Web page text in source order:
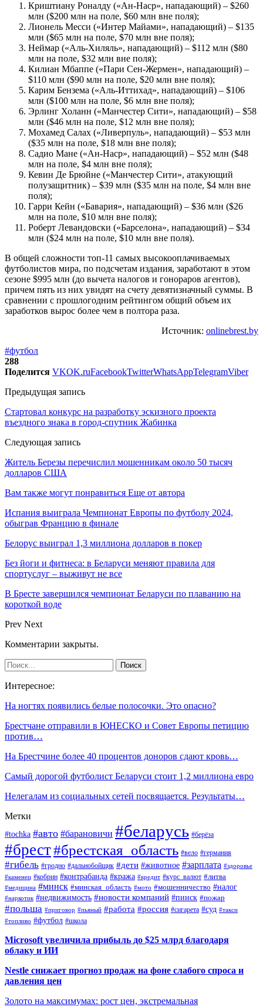
Криштиану Роналду («Ан-Наср», нападающий) – $260
млн ($200 млн на поле, $60 млн вне поля);
Лионель Месси («Интер Майами», нападающий) – $135
млн ($65 млн на поле, $70 млн вне поля);
Неймар («Аль-Хиляль», нападающий) – $112 млн ($80
млн на поле, $32 млн вне поля);
Килиан Мбаппе («Пари Сен-Жермен», нападающий) –
$110 млн ($90 млн на поле, $20 млн вне поля);
Карим Бензема («Аль-Иттихад», нападающий) – $106
млн ($100 млн на поле, $6 млн вне поля);
Эрлинг Холанн («Манчестер Сити», нападающий) – $58
млн ($46 млн на поле, $12 млн вне поля);
Мохамед Салах («Ливерпуль», нападающий) – $53 млн
($35 млн на поле, $18 млн вне поля);
Садио Мане («Ан-Наср», нападающий) – $52 млн ($48
млн на поле, $4 млн вне поля);
Кевин Де Брюйне («Манчестер Сити», атакующий
полузащитник) – $39 млн ($35 млн на поле, $4 млн вне
поля);
Гарри Кейн («Бавария», нападающий) – $36 млн ($26
млн на поле, $10 млн вне поля);
Роберт Левандовски («Барселона», нападающий) – $34
млн ($24 млн на поле, $10 млн вне поля).
В общей сложности топ-11 самых высокооплачиваемых
футболистов мира, по подсчетам издания, заработают в этом
сезоне $995 млн (до вычета налогов и гонораров агентов),
причем пять из них увидят на счету девятизначный суммы. В
сравнении с прошлогодним рейтингом общий объем их
заработков вырос более чем в полтора раза.
Источник: onlinebrest.by
#футбол
288
Поделится VKOK.ruFacebookTwitterWhatsAppTelegramViber
Предыдущая запись
Стартовал конкурс на разработку эскизного проекта
въездного знака в город-спутник Жабинка
Следующая запись
Житель Березы перечислил мошенникам около 50 тысяч
долларов США
Вам также могут понравиться Еще от автора
Испания выиграла Чемпионат Европы по футболу 2024,
обыграв Францию в финале
Белорус выиграл 1,3 миллиона долларов в покер
Без йоги и фитнеса: в Беларуси меняют правила для
спортуслуг – выживут не все
В Бресте завершился чемпионат Беларуси по плаванию на
короткой воде
Prev Next
Комментарии закрыты.
Интересное:
На ногтях появились белые полосочки. Это опасно?
Брестчане отправили в ЮНЕСКО и Совет Европы петицию
против…
На Брестчине более 40 процентов доноров сдают кровь…
Самый дорогой футболист Беларуси стоит 1,2 миллиона евро
Нелегалам из социальных сетей посвящается. Результаты…
Метки
#tochka #авто #барановичи #беларусь #берёза
#брест#брестская_область #вело #германия
#гибель #гродно #дальнобойщик #дети #животное #зарплата #здоровье
#каменец #кобрин #контрабанда #кража #кредит #курс_валют #литва
#медицина #минск #минская_область #мото #мошенничество #налог
#наркотик #недвижимость #новости компаний #пинск #пожар
#польша #приговор #пьяный #работа #россия #сигарета #суд #такси
#топливо #футбол #школа
Microsoft увеличила прибыль до $25 млрд благодаря
облаку и ИИ
Nestle снижает прогноз продаж на фоне слабого спроса и
давления цен
Золото на максимумах: рост цен, экстремальная